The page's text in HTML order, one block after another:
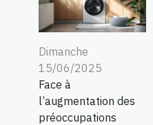
Dimanche
15/06/2025
Face à
l’augmentation des
préoccupations